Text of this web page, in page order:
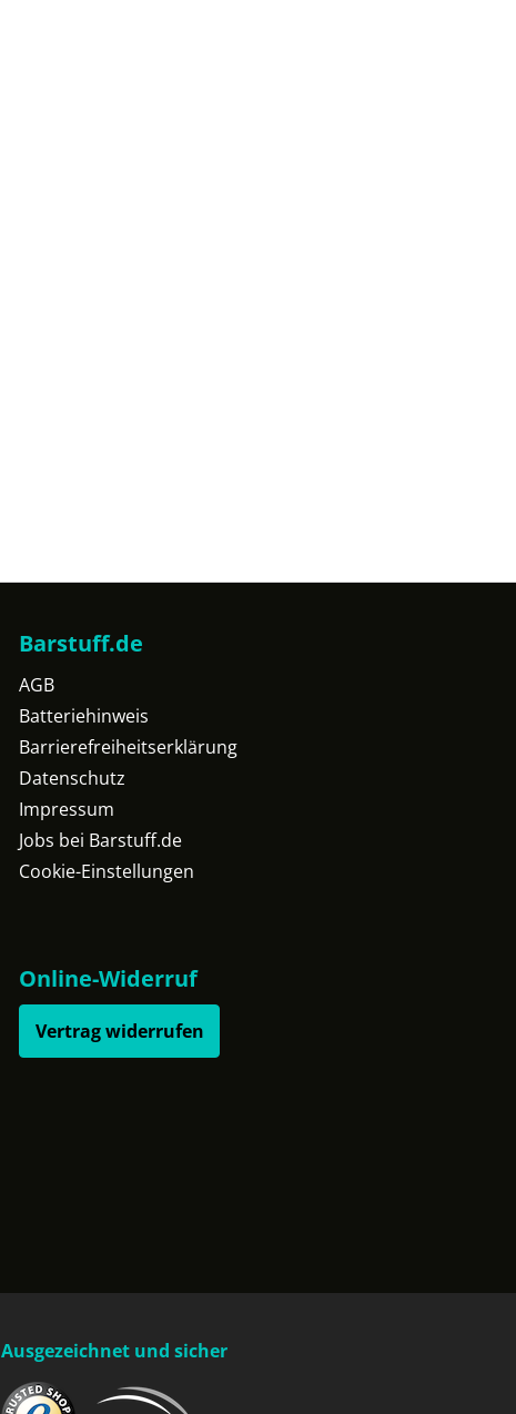
Barstuff.de
AGB
Batteriehinweis
Barrierefreiheitserklärung
Datenschutz
Impressum
Jobs bei Barstuff.de
Cookie-Einstellungen
Online-Widerruf
Vertrag widerrufen
Ausgezeichnet und sicher